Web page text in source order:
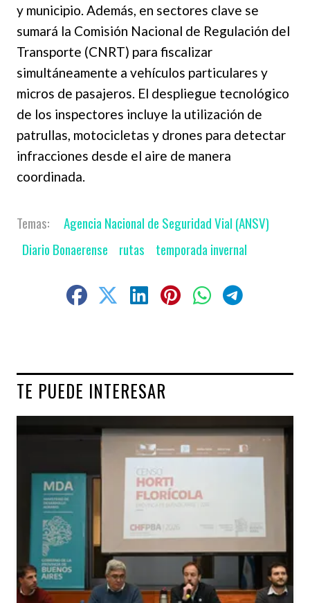
y municipio. Además, en sectores clave se
sumará la Comisión Nacional de Regulación del
Transporte (CNRT) para fiscalizar
simultáneamente a vehículos particulares y
micros de pasajeros. El despliegue tecnológico
de los inspectores incluye la utilización de
patrullas, motocicletas y drones para detectar
infracciones desde el aire de manera
coordinada.
Agencia Nacional de Seguridad Vial (ANSV)
Diario Bonaerense
rutas temporada invernal
TE PUEDE INTERESAR